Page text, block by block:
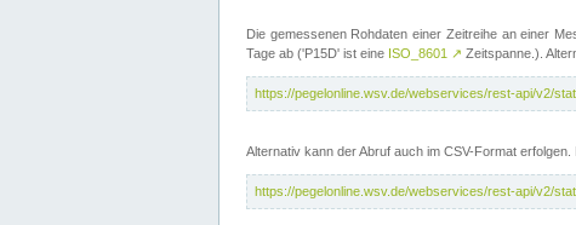
Die gemessenen Rohdaten einer Zeitreihe an einer
Tage ab ('P15D' ist eine ISO_8601 ↗ Zeitspanne.).
https://pegelonline.wsv.de/webservices/rest-api/v2/
Alternativ kann der Abruf auch im CSV-Format
https://pegelonline.wsv.de/webservices/rest-api/v2/